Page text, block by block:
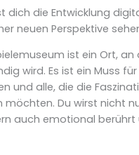
dich die Entwicklung
neuen Perspektive
ist ein Ort, an
wird. Es ist ein Muss
und alle, die die
möchten. Du wirst nicht
auch emotional berührt